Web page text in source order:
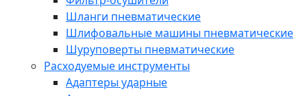
Шланги пневматические
Шлифовальные машины пневматические
Шуруповерты пневматические
Расходуемые инструменты
Адаптеры ударные